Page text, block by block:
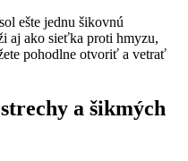
ešte jednu šikovnú
aj ako sieťka proti hmyzu,
pohodlne otvoriť a vetrať
a šikmých